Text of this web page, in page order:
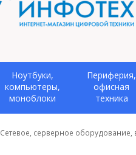
Ноутбуки,
компьютеры,
моноблоки
Периферия,
офисная
техника
Сетевое, серверное